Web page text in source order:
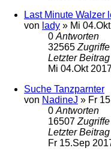
Last Minute Walzer
von lady » Mi
0 Antworten
32565 Zugriffe
Letzter Beitrag
Mi 04.Okt
Suche Tanzparnter
von NadineJ » Fr
0 Antworten
16507 Zugriffe
Letzter Beitrag
Fr 15.Sep